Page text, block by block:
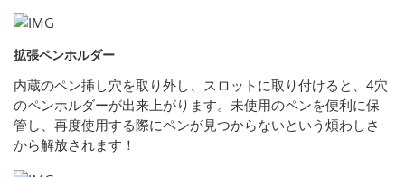
拡張ペンホルダー
内蔵のペン挿し穴を取り外し、スロットに取り付けると、4穴
のペンホルダーが出来上がります。未使用のペンを便利に保
管し、再度使用する際にペンが見つからないという煩わしさ
から解放されます！